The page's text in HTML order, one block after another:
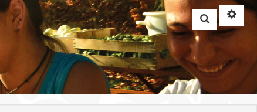
Rechercher